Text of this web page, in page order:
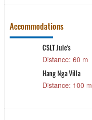
Accommodations
CSLT Jule's
Distance: 60 m
Hang Nga Villa
Distance: 100 m